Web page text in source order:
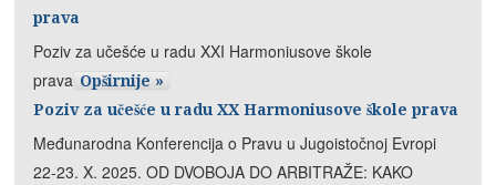
prava
Poziv za učešće u radu XXI Harmoniusove škole
prava Opširnije »
Poziv za učešće u radu XX Harmoniusove škole prava
Međunarodna Konferencija o Pravu u Jugoistočnoj Evropi
22-23. X. 2025. OD DVOBOJA DO ARBITRAŽE: KAKO